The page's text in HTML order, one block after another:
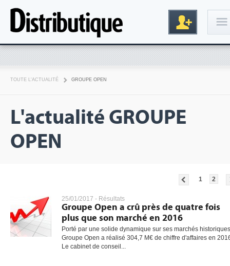
TOUTE L'ACTUALITÉ GROUPE OPEN
L'actualité GROUPE
OPEN
1 2
25/01/2017 - Résultats
Groupe Open a crû près de quatre fois
plus que son marché en 2016
Porté par une solide dynamique sur ses marchés
Groupe Open a réalisé 304,7 M€ de chiffre d'affaires en
Le cabinet de conseil...